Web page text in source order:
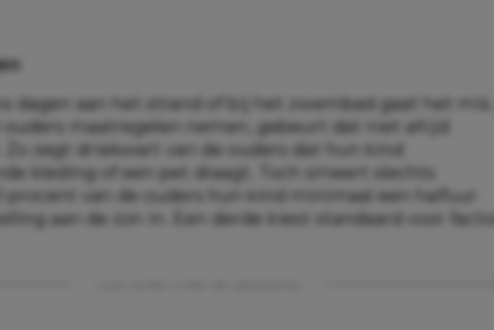
dagen aan het strand of bij het zwembad gaat het mis.
ouders maatregelen nemen, gebeurt dat niet altijd
zegt driekwart van de ouders dat hun kind
kleding of een pet draagt. Toch smeert slechts
procent van de ouders hun kind minimaal een halfuur
aan de zon in. Een derde kiest standaard voor factor